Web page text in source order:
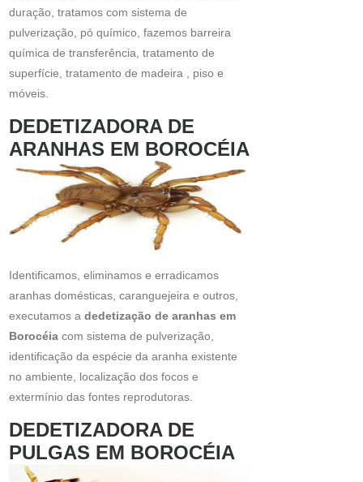
duração, tratamos com sistema de
pulverização, pó químico, fazemos barreira
química de transferência, tratamento de
superfície, tratamento de madeira , piso e
móveis.
DEDETIZADORA DE
ARANHAS EM BOROCÉIA
Identificamos, eliminamos e erradicamos
aranhas domésticas, caranguejeira e outros,
executamos adedetização de aranhas em
Borocéia com sistema de pulverização,
identificação da espécie da aranha existente
no ambiente, localização dos focos e
extermínio das fontes reprodutoras.
DEDETIZADORA DE
PULGAS EM BOROCÉIA